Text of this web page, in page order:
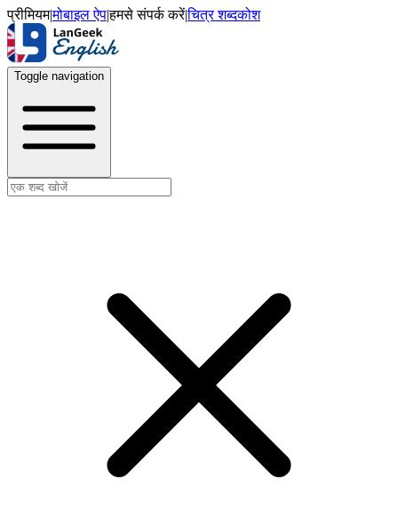
प्रीमियम|मोबाइल ऐप|हमसे संपर्क करें|चित्र शब्दकोश
Toggle navigation